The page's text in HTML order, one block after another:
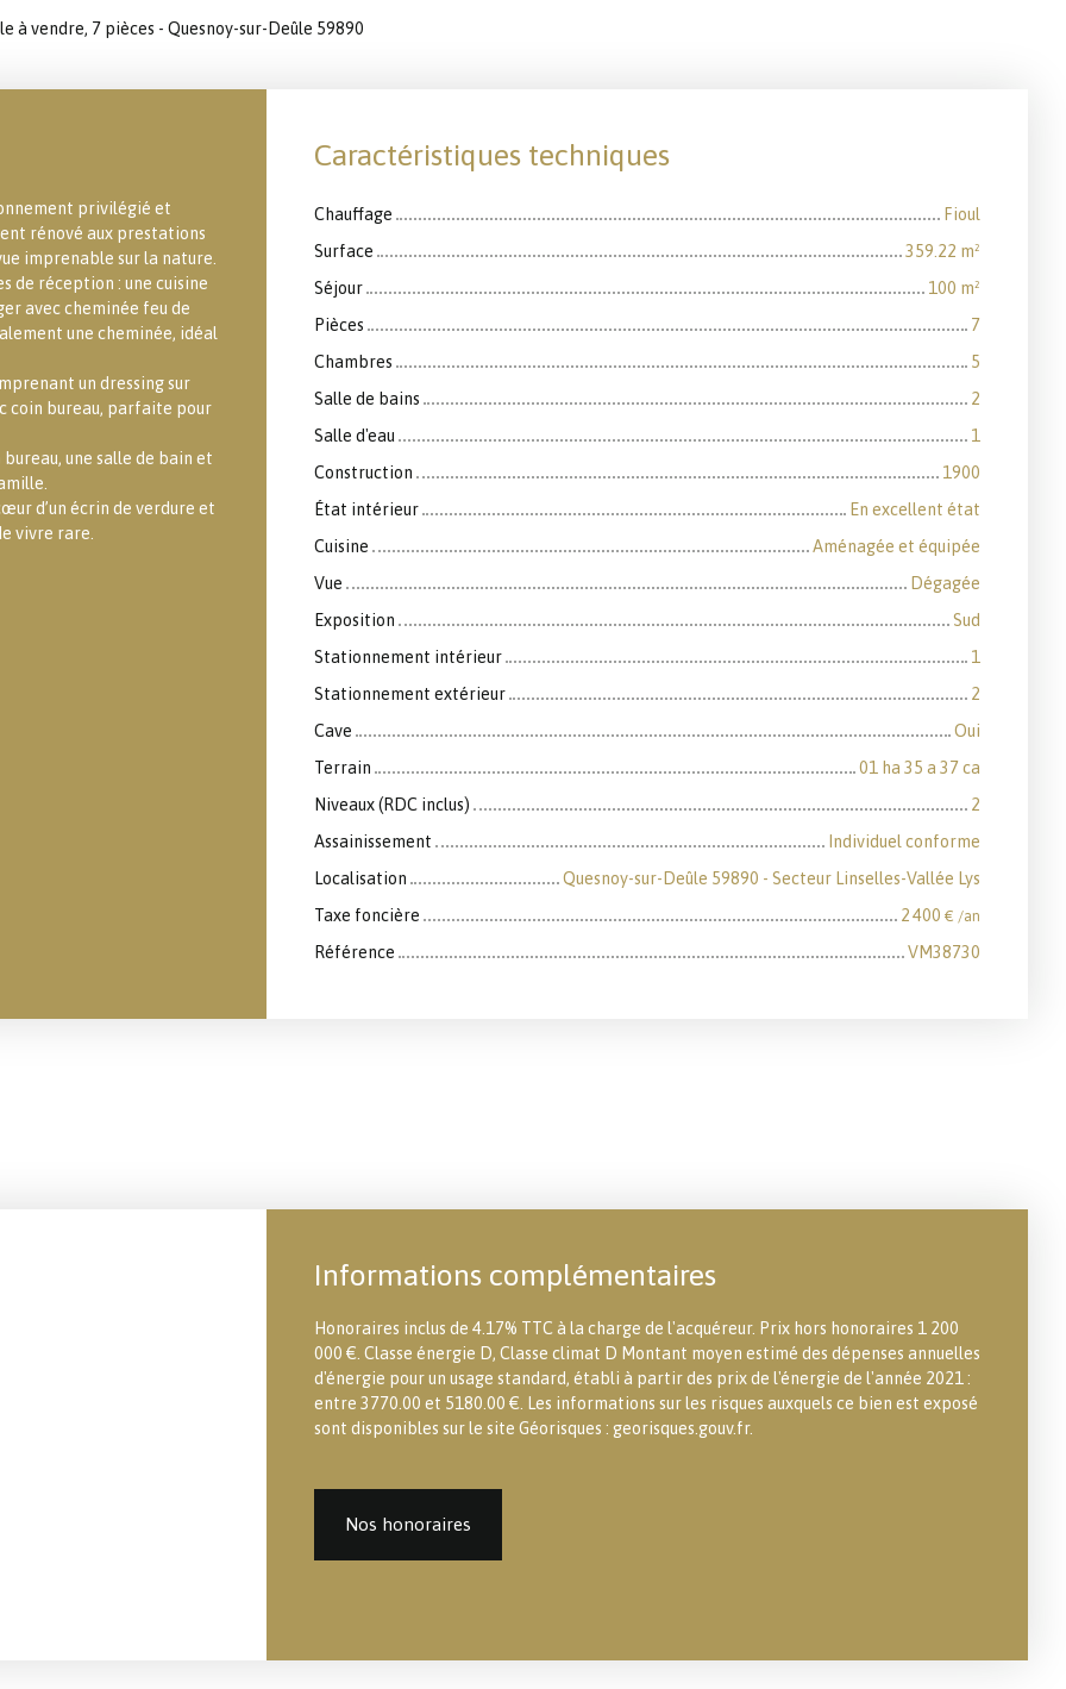
à vendre, 7 pièces - Quesnoy-sur-Deûle 59890
privilégié et
rénové aux prestations
imprenable sur la nature.
de réception : une cuisine
avec cheminée feu de
une cheminée, idéal
un dressing sur
coin bureau, parfaite pour
une salle de bain et
d’un écrin de verdure et
vivre rare.
Caractéristiques techniques
Chauffage
Fioul
Surface
359.22 m²
Séjour
100 m²
Pièces
7
Chambres
5
Salle de bains
2
Salle d'eau
1
Construction
1900
État intérieur
En excellent état
Cuisine
Aménagée et équipée
Vue
Dégagée
Exposition
Sud
Stationnement intérieur
1
Stationnement extérieur
2
Cave
Oui
Terrain
01 ha 35 a 37 ca
Niveaux (RDC inclus)
2
Assainissement
Individuel conforme
Localisation
Quesnoy-sur-Deûle 59890 - Secteur Linselles-Vallée Lys
Taxe foncière
2 400 € /an
Référence VM38730
Informations complémentaires
Honoraires inclus de 4.17% TTC à la charge de l'acquéreur. Prix hors honoraires 1 200
000 €. Classe énergie D, Classe climat D Montant moyen estimé des dépenses annuelles
d'énergie pour un usage standard, établi à partir des prix de l'énergie de l'année 2021 :
entre 3770.00 et 5180.00 €. Les informations sur les risques auxquels ce bien est exposé
sont disponibles sur le site Géorisques : georisques.gouv.fr.
Nos honoraires